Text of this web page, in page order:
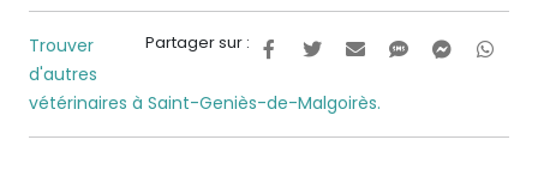
Partager sur :
Trouver
d'autres
vétérinaires à Saint-Geniès-de-Malgoirès.